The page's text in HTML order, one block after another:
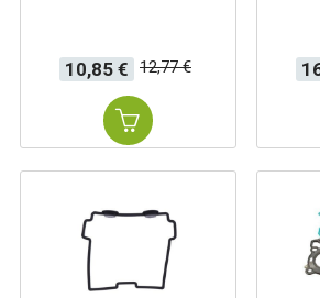
Precio
10,85 €
Precio
base
12,77 €